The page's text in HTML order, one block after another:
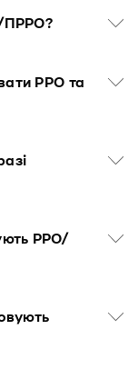
ПРРО?
РРО та
РРО/